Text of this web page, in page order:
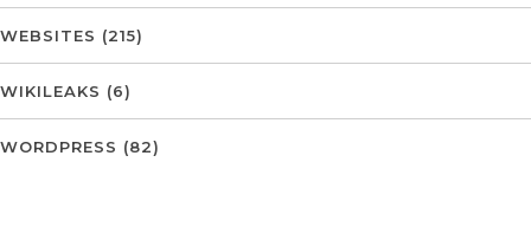
WEBSITES (215)
WIKILEAKS (6)
WORDPRESS (82)